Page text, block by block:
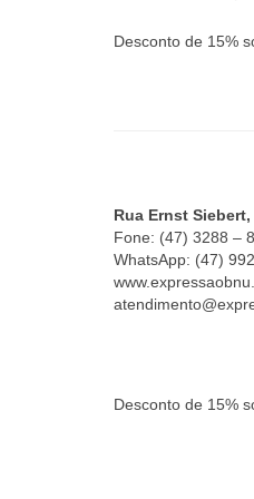
Desconto de 15%
Rua Ernst
Fone: (47) 3288 –
WhatsApp: (47)
Desconto de 15%